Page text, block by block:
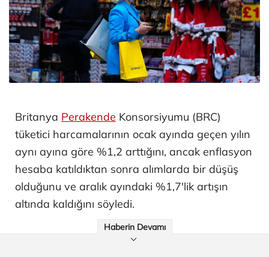
Britanya Perakende Konsorsiyumu (BRC)
tüketici harcamalarının ocak ayında geçen yılın
aynı ayına göre %1,2 arttığını, ancak enflasyon
hesaba katıldıktan sonra alımlarda bir düşüş
olduğunu ve aralık ayındaki %1,7'lik artışın
altında kaldığını söyledi.
Haberin Devamı